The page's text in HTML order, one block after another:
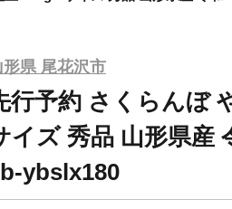
形県 尾花沢市
行予約 さくらんぼ
イズ 秀品 山形県産
ybslx180